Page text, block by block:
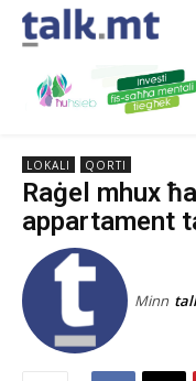
LOKALI QORTI
Raġel mhux
appartament
Minn